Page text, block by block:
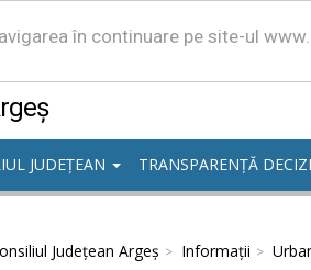
în continuare pe site-ul
JUDEȚEAN TRANSPARENȚĂ
Județean Argeș Informații